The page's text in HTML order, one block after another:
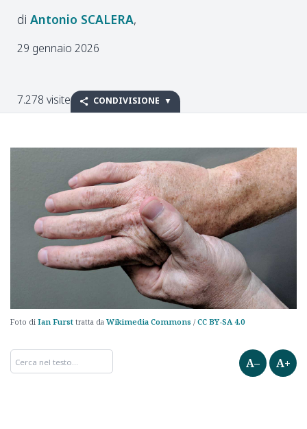
Antonio SCALERA
29 gennaio 2026
7.278 visite CONDIVISIONE
Foto di Ian Furst tratta da Wikimedia Commons / CC BY-SA 4.0
A– A+